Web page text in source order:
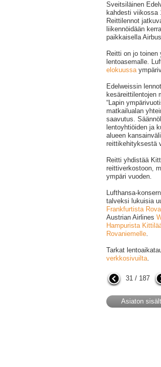
Sveitsiläinen
kahdesti viikossa
Reittilennot
liikennöidään
paikkaisella
Reitti on jo
lentoasemalle.
elokuussa
Edelweissin
kesäreittilentojen
“Lapin
matkailualan
saavutus.
lentoyhtiöiden ja
alueen
reittikehityksestä
Reitti yhdistää
reittiverkostoon,
ympäri vuoden.
Lufthansa-
talveksi lukuisia
Frankfurtista
Austrian Airlines
Hampurista
Rovaniemelle.
Tarkat
verkkosivuilta.
31 / 187
Asiaton